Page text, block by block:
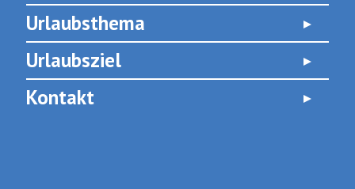
Urlaubsthema
Urlaubsziel
Kontakt